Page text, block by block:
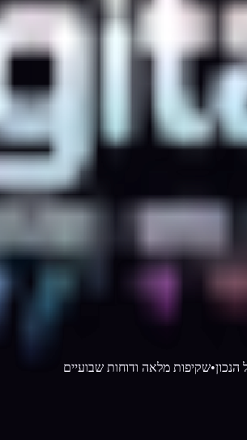
הנכון•שקיפות מלאה ודוחות שבועיים